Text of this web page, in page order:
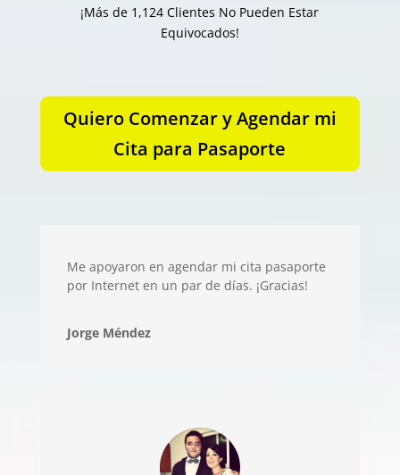
¡Más de 1,124 Clientes No Pueden Estar
Equivocados!
Quiero Comenzar y Agendar mi
Cita para Pasaporte
Me apoyaron en agendar mi cita pasaporte
por Internet en un par de días. ¡Gracias!
Jorge Méndez